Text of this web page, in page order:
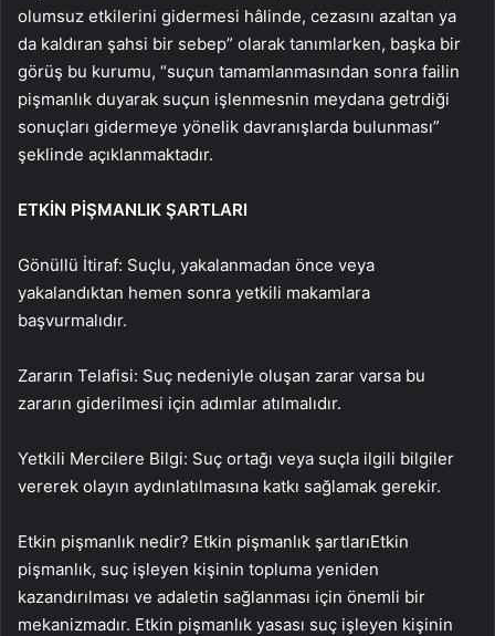
olumsuz etkilerini gidermesi hâlinde, cezasını azaltan ya
da kaldıran şahsi bir sebep” olarak tanımlarken, başka bir
görüş bu kurumu, “suçun tamamlanmasından sonra failin
pişmanlık duyarak suçun işlenmesnin meydana getrdiği
sonuçları gidermeye yönelik davranışlarda bulunması”
şeklinde açıklanmaktadır.
ETKİN PİŞMANLIK ŞARTLARI
Gönüllü İtiraf: Suçlu, yakalanmadan önce veya
yakalandıktan hemen sonra yetkili makamlara
başvurmalıdır.
Zararın Telafisi: Suç nedeniyle oluşan zarar varsa bu
zararın giderilmesi için adımlar atılmalıdır.
Yetkili Mercilere Bilgi: Suç ortağı veya suçla ilgili bilgiler
vererek olayın aydınlatılmasına katkı sağlamak gerekir.
Etkin pişmanlık nedir? Etkin pişmanlık şartlarıEtkin
pişmanlık, suç işleyen kişinin topluma yeniden
kazandırılması ve adaletin sağlanması için önemli bir
mekanizmadır. Etkin pişmanlık yasası suç işleyen kişinin